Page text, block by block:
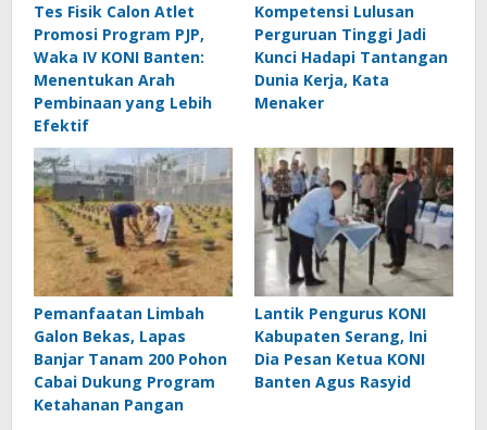
Tes Fisik Calon Atlet
Promosi Program PJP,
Waka IV KONI Banten:
Menentukan Arah
Pembinaan yang Lebih
Efektif
Kompetensi Lulusan
Perguruan Tinggi Jadi
Kunci Hadapi Tantangan
Dunia Kerja, Kata
Menaker
Pemanfaatan Limbah
Galon Bekas, Lapas
Banjar Tanam 200 Pohon
Cabai Dukung Program
Ketahanan Pangan
Lantik Pengurus KONI
Kabupaten Serang, Ini
Dia Pesan Ketua KONI
Banten Agus Rasyid